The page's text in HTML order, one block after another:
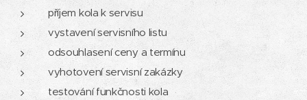
příjem kola k servisu
vystavení servisního listu
odsouhlasení ceny a termínu
vyhotovení servisní zakázky
testování funkčnosti kola